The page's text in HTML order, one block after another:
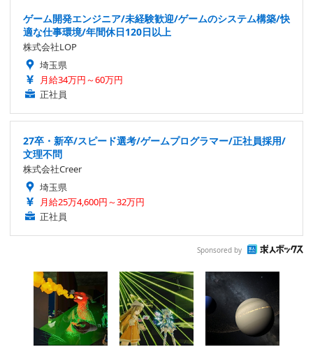
ゲーム開発エンジニア/未経験歓迎/ゲームのシステム構築/快
適な仕事環境/年間休日120日以上
株式会社LOP
埼玉県
月給34万円～60万円
正社員
27卒・新卒/スピード選考/ゲームプログラマー/正社員採用/
文理不問
株式会社Creer
埼玉県
月給25万4,600円～32万円
正社員
Sponsored by